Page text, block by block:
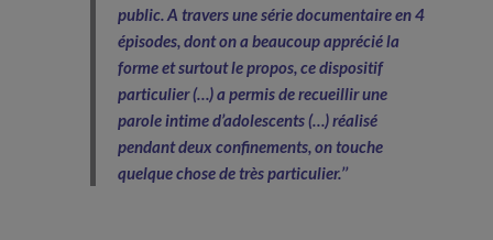
public. A travers une série documentaire en 4
épisodes, dont on a beaucoup apprécié la
forme et surtout le propos, ce dispositif
particulier (…) a permis de recueillir une
parole intime d’adolescents (…) réalisé
pendant deux confinements, on touche
quelque chose de très particulier.’’